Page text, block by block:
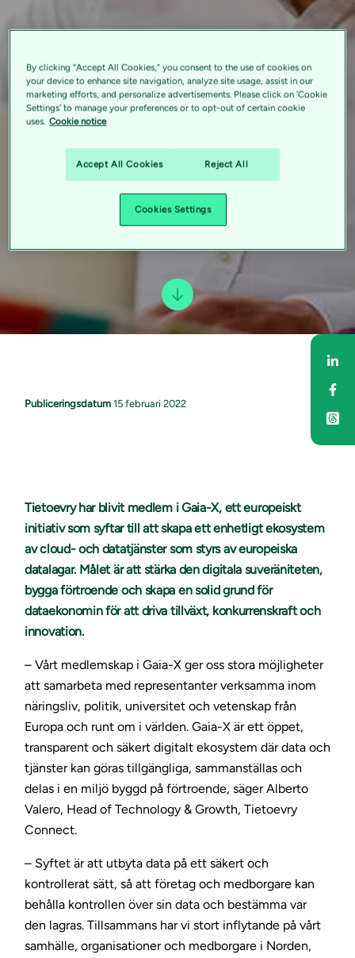
Publiceringsdatum 15 februari 2022
Tietoevry har blivit medlem i Gaia-X, ett europeiskt
initiativ som syftar till att skapa ett enhetligt ekosystem
av cloud- och datatjänster som styrs av europeiska
datalagar. Målet är att stärka den digitala suveräniteten,
bygga förtroende och skapa en solid grund för
dataekonomin för att driva tillväxt, konkurrenskraft och
innovation.
– Vårt medlemskap i Gaia-X ger oss stora möjligheter
att samarbeta med representanter verksamma inom
näringsliv, politik, universitet och vetenskap från
Europa och runt om i världen. Gaia-X är ett öppet,
transparent och säkert digitalt ekosystem där data och
tjänster kan göras tillgängliga, sammanställas och
delas i en miljö byggd på förtroende, säger Alberto
Valero, Head of Technology & Growth, Tietoevry
Connect.
– Syftet är att utbyta data på ett säkert och
kontrollerat sätt, så att företag och medborgare kan
behålla kontrollen över sin data och bestämma var
den lagras. Tillsammans har vi stort inflytande på vårt
samhälle, organisationer och medborgare i Norden,
By clicking “Accept All Cookies,” you consent to the use of cookies on
your device to enhance site navigation, analyze site usage, assist in our
marketing efforts, and personalize advertisements. Please click on 'Cookie
Settings' to manage your preferences or to opt-out of certain cookie
uses. Cookie notice
Accept All Cookies Reject All
Cookies Settings